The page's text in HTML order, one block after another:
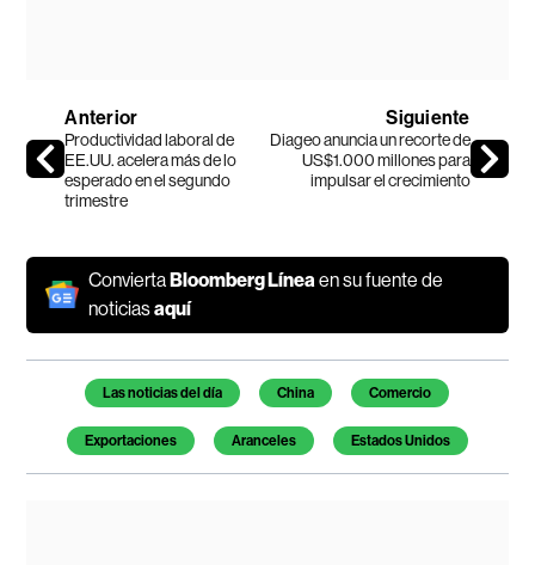
Anterior
Productividad laboral de
EE.UU. acelera más de lo
esperado en el segundo
trimestre
Siguiente
Diageo anuncia un recorte de
US$1.000 millones para
impulsar el crecimiento
ConviertaBloomberg Línea en su fuente de
noticiasaquí
Temas de este artículo
Las noticias del día China Comercio
Exportaciones Aranceles Estados Unidos